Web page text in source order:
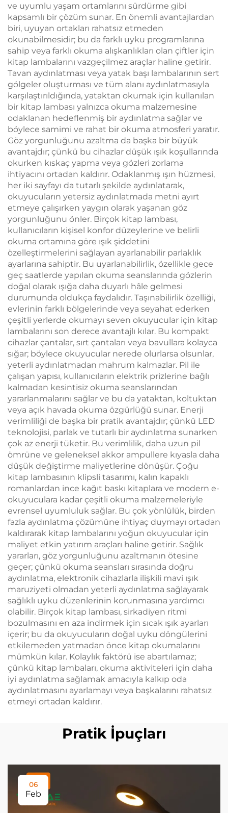
ve uyumlu yaşam ortamlarını sürdürme gibi
kapsamlı bir çözüm sunar. En önemli avantajlardan
biri, uyuyan ortakları rahatsız etmeden
okunabilmesidir; bu da farklı uyku programlarına
sahip veya farklı okuma alışkanlıkları olan çiftler için
kitap lambalarını vazgeçilmez araçlar haline getirir.
Tavan aydınlatması veya yatak başı lambalarının sert
gölgeler oluşturması ve tüm alanı aydınlatmasıyla
karşılaştırıldığında, yataktan okumak için kullanılan
bir kitap lambası yalnızca okuma malzemesine
odaklanan hedeflenmiş bir aydınlatma sağlar ve
böylece samimi ve rahat bir okuma atmosferi yaratır.
Göz yorgunluğunu azaltma da başka bir büyük
avantajdır; çünkü bu cihazlar düşük ışık koşullarında
okurken kıskaç yapma veya gözleri zorlama
ihtiyacını ortadan kaldırır. Odaklanmış ışın hüzmesi,
her iki sayfayı da tutarlı şekilde aydınlatarak,
okuyucuların yetersiz aydınlatmada metni ayırt
etmeye çalışırken yaygın olarak yaşanan göz
yorgunluğunu önler. Birçok kitap lambası,
kullanıcıların kişisel konfor düzeylerine ve belirli
okuma ortamına göre ışık şiddetini
özelleştirmelerini sağlayan ayarlanabilir parlaklık
ayarlarına sahiptir. Bu uyarlanabilirlik, özellikle gece
geç saatlerde yapılan okuma seanslarında gözlerin
doğal olarak ışığa daha duyarlı hâle gelmesi
durumunda oldukça faydalıdır. Taşınabilirlik özelliği,
evlerinin farklı bölgelerinde veya seyahat ederken
çeşitli yerlerde okumayı seven okuyucular için kitap
lambalarını son derece avantajlı kılar. Bu kompakt
cihazlar çantalar, sırt çantaları veya bavullara kolayca
sığar; böylece okuyucular nerede olurlarsa olsunlar,
yeterli aydınlatmadan mahrum kalmazlar. Pil ile
çalışan yapısı, kullanıcıların elektrik prizlerine bağlı
kalmadan kesintisiz okuma seanslarından
yararlanmalarını sağlar ve bu da yataktan, koltuktan
veya açık havada okuma özgürlüğü sunar. Enerji
verimliliği de başka bir pratik avantajdır; çünkü LED
teknolojisi, parlak ve tutarlı bir aydınlatma sunarken
çok az enerji tüketir. Bu verimlilik, daha uzun pil
ömrüne ve geleneksel akkor ampullere kıyasla daha
düşük değiştirme maliyetlerine dönüşür. Çoğu
kitap lambasının klipsli tasarımı, kalın kapaklı
romanlardan ince kağıt baskı kitaplara ve modern e-
okuyuculara kadar çeşitli okuma malzemeleriyle
evrensel uyumluluk sağlar. Bu çok yönlülük, birden
fazla aydınlatma çözümüne ihtiyaç duymayı ortadan
kaldırarak kitap lambalarını yoğun okuyucular için
maliyet etkin yatırım araçları haline getirir. Sağlık
yararları, göz yorgunluğunu azaltmanın ötesine
geçer; çünkü okuma seansları sırasında doğru
aydınlatma, elektronik cihazlarla ilişkili mavi ışık
maruziyeti olmadan yeterli aydınlatma sağlayarak
sağlıklı uyku düzenlerinin korunmasına yardımcı
olabilir. Birçok kitap lambası, sirkadiyen ritmi
bozulmasını en aza indirmek için sıcak ışık ayarları
içerir; bu da okuyucuların doğal uyku döngülerini
etkilemeden yatmadan önce kitap okumalarını
mümkün kılar. Kolaylık faktörü ise abartılamaz;
çünkü kitap lambaları, okuma aktiviteleri için daha
iyi aydınlatma sağlamak amacıyla kalkıp oda
aydınlatmasını ayarlamayı veya başkalarını rahatsız
etmeyi ortadan kaldırır.
Pratik İpuçları
06
Feb